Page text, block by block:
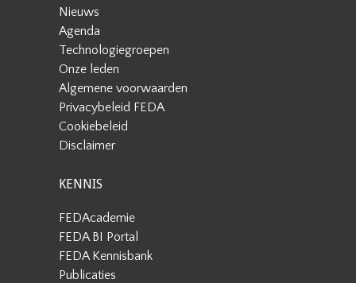
Nieuws
Agenda
Technologiegroepen
Onze leden
Algemene voorwaarden
Privacybeleid FEDA
Cookiebeleid
Disclaimer
KENNIS
FEDAcademie
FEDA BI Portal
FEDA Kennisbank
Publicaties